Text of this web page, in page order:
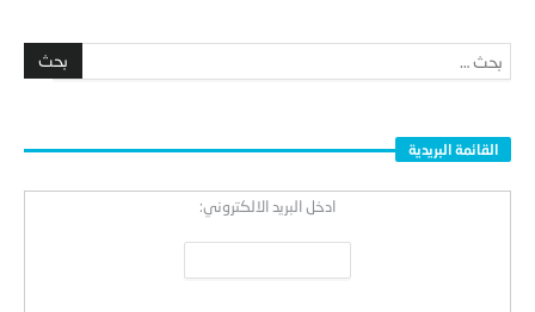
القائمة البريدية
ادخل البريد الالكتروني: